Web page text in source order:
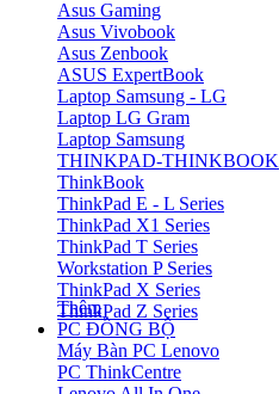
Asus Gaming
Asus Vivobook
Asus Zenbook
ASUS ExpertBook
Laptop Samsung - LG
Laptop LG Gram
Laptop Samsung
THINKPAD-THINKBOOK
ThinkBook
ThinkPad E - L Series
ThinkPad X1 Series
ThinkPad T Series
Workstation P Series
ThinkPad X Series
ThinkPad Z Series
Thêm
PC ĐỒNG BỘ
Máy Bàn PC Lenovo
PC ThinkCentre